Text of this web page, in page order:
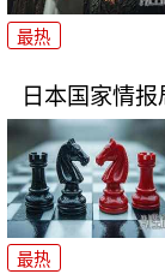
最热
日本国家情
最热